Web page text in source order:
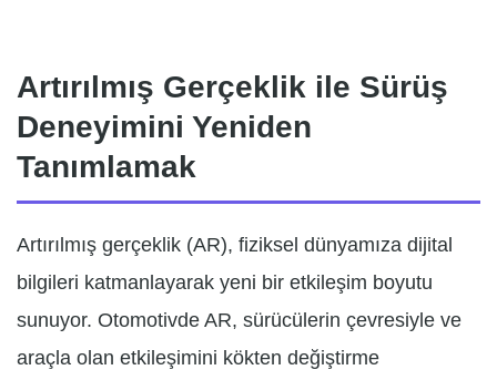
Artırılmış Gerçeklik ile Sürüş
Deneyimini Yeniden
Tanımlamak
Artırılmış gerçeklik (AR), fiziksel dünyamıza dijital
bilgileri katmanlayarak yeni bir etkileşim boyutu
sunuyor. Otomotivde AR, sürücülerin çevresiyle ve
araçla olan etkileşimini kökten değiştirme